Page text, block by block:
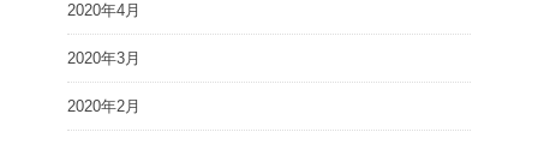
2020年4月
2020年3月
2020年2月